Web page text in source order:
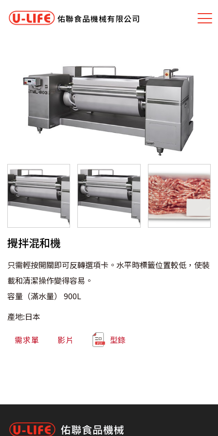
佑聯食品機械有限公司
攪拌混和機
只需輕按開關即可反轉選項卡。水平時標籤位置較低，使裝
載和清潔操作變得容易。
容量（滿水量） 900L
產地:日本
需求單 影片 型錄